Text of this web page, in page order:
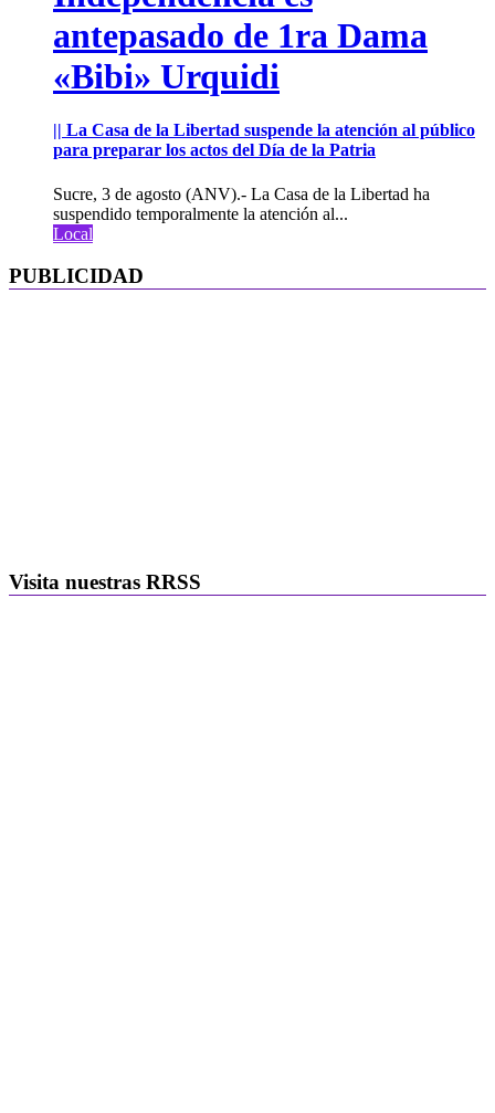
antepasado de 1ra Dama
«Bibi» Urquidi
|| La Casa de la Libertad suspende la atención al público
para preparar los actos del Día de la Patria
Sucre, 3 de agosto (ANV).- La Casa de la Libertad ha
suspendido temporalmente la atención al...
Local
PUBLICIDAD
Visita nuestras RRSS